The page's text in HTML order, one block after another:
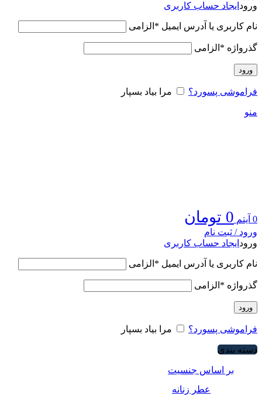
ورود ایجاد حساب کاربری
نام کاربری یا آدرس ایمیل * الزامی
گذرواژه * الزامی
ورود
فراموشی پسورد؟ مرا بیاد بسپار
منو
0 آیتم 0 تومان
ورود / ثبت نام
ورود ایجاد حساب کاربری
نام کاربری یا آدرس ایمیل * الزامی
گذرواژه * الزامی
ورود
فراموشی پسورد؟ مرا بیاد بسپار
دسته بندی
بر اساس جنسیت
عطر زنانه